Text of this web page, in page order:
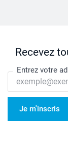
Recevez
Entrez votre
Je m'inscris